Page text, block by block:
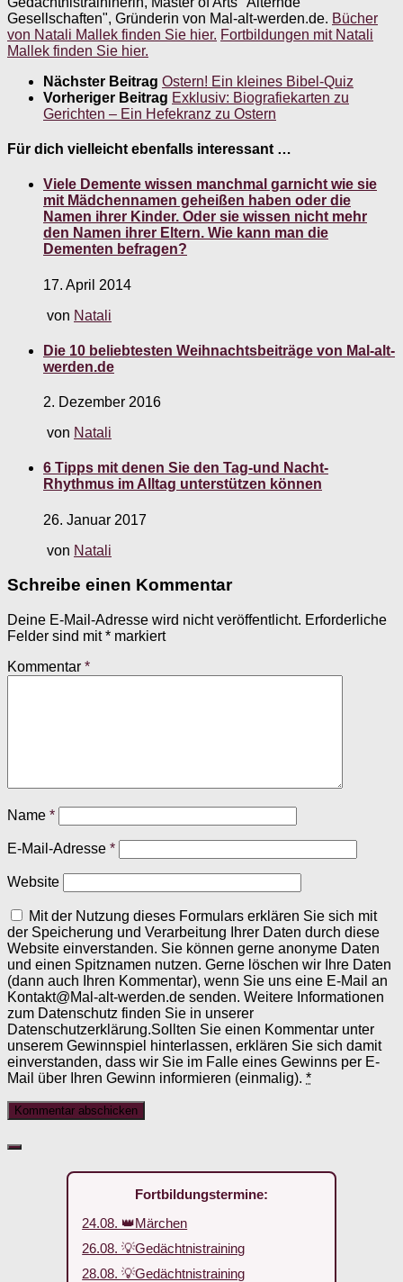
Gesellschaften", Gründerin von Mal-alt-werden.de. Bücher
von Natali Mallek finden Sie hier. Fortbildungen mit Natali
Mallek finden Sie hier.
Nächster Beitrag Ostern! Ein kleines Bibel-Quiz
Vorheriger Beitrag Exklusiv: Biografiekarten zu
Gerichten – Ein Hefekranz zu Ostern
Für dich vielleicht ebenfalls interessant …
Viele Demente wissen manchmal garnicht wie sie
mit Mädchennamen geheißen haben oder die
Namen ihrer Kinder. Oder sie wissen nicht mehr
den Namen ihrer Eltern. Wie kann man die
Dementen befragen?
17. April 2014
von Natali
Die 10 beliebtesten Weihnachtsbeiträge von Mal-alt-
werden.de
2. Dezember 2016
von Natali
6 Tipps mit denen Sie den Tag-und Nacht-
Rhythmus im Alltag unterstützen können
26. Januar 2017
von Natali
Schreibe einen Kommentar
Deine E-Mail-Adresse wird nicht veröffentlicht. Erforderliche
Felder sind mit* markiert
Kommentar *
Name *
E-Mail-Adresse *
Website
Mit der Nutzung dieses Formulars erklären Sie sich mit
der Speicherung und Verarbeitung Ihrer Daten durch diese
Website einverstanden. Sie können gerne anonyme Daten
und einen Spitznamen nutzen. Gerne löschen wir Ihre Daten
(dann auch Ihren Kommentar), wenn Sie uns eine E-Mail an
Kontakt@Mal-alt-werden.de senden. Weitere Informationen
zum Datenschutz finden Sie in unserer
Datenschutzerklärung.Sollten Sie einen Kommentar unter
unserem Gewinnspiel hinterlassen, erklären Sie sich damit
einverstanden, dass wir Sie im Falle eines Gewinns per E-
Mail über Ihren Gewinn informieren (einmalig). *
Fortbildungstermine:
24.08. 👑Märchen
26.08. 💡Gedächtnistraining
28.08. 💡Gedächtnistraining